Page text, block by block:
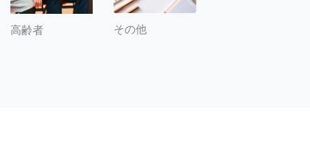
高齢者 その他